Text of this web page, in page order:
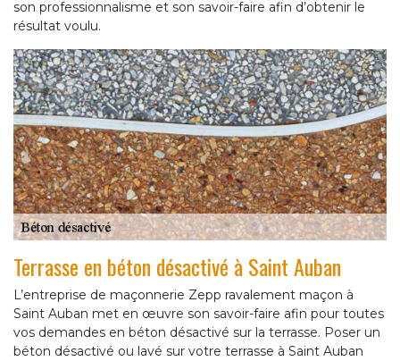
son professionnalisme et son savoir-faire afin d’obtenir le
résultat voulu.
Terrasse en béton désactivé à Saint Auban
L’entreprise de maçonnerie Zepp ravalement maçon à
Saint Auban met en œuvre son savoir-faire afin pour toutes
vos demandes en béton désactivé sur la terrasse. Poser un
béton désactivé ou lavé sur votre terrasse à Saint Auban